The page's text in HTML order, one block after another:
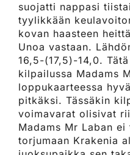
suojatti nappasi
tyylikkään
kovan haasteen
Unoa vastaan.
16,5-(17,5)-14,0.
kilpailussa Madams
loppukaarteessa
pitkäksi. Tässäkin
voimavarat olisivat
Madams Mr Laban
torjumaan Krakenia